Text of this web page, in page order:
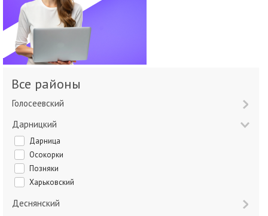
Все районы
Голосеевский
Дарницкий
Дарница
Осокорки
Позняки
Харьковский
Деснянский